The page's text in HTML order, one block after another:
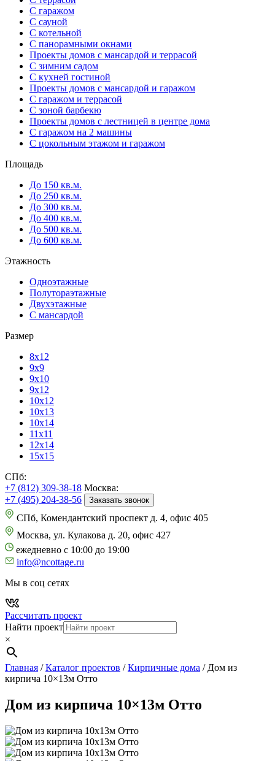
С гаражом
С сауной
С котельной
С панорамными окнами
Проекты домов с мансардой и террасой
С зимним садом
С кухней гостиной
Проекты домов с мансардой и гаражом
С гаражом и террасой
С зоной барбекю
Проекты домов с лестницей в центре дома
С гаражом на 2 машины
С цокольным этажом и гаражом
Площадь
До 150 кв.м.
До 250 кв.м.
До 300 кв.м.
До 400 кв.м.
До 500 кв.м.
До 600 кв.м.
Этажность
Одноэтажные
Полутораэтажные
Двухэтажные
С мансардой
Размер
8х12
9х9
9х10
9х12
10х12
10х13
10х14
11х11
12х14
15х15
СПб:
+7 (812) 309-38-18 Москва:
+7 (495) 204-38-56
Заказать звонок
СПб, Комендантский проспект д. 4, офис 405
Москва, ул. Кулакова д. 20, офис 427
ежедневно с 10:00 до 19:00
info@ncottage.ru
Мы в соц сетях
Рассчитать проект
Найти проект
×
Главная /Каталог проектов /Кирпичные дома / Дом из
кирпича 10×13м Отто
Дом из кирпича 10×13м Отто